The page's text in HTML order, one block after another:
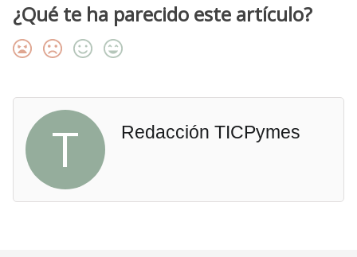
¿Qué te ha parecido este artículo?
T Redacción TICPymes